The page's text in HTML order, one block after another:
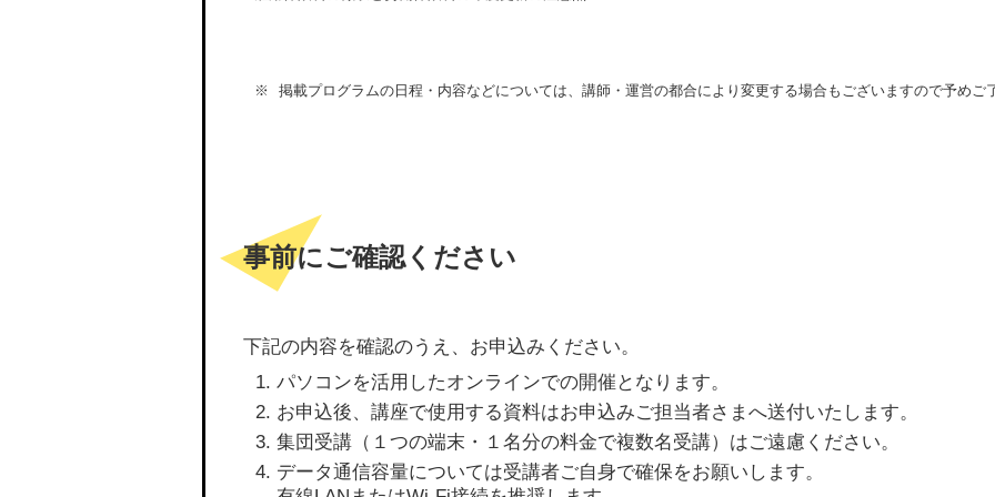
掲載プログラムの日程・内容などについては、講師・運営の都合により変更する場合もございますので予めご
事前にご確認ください
下記の内容を確認のうえ、お申込みください。
パソコンを活用したオンラインでの開催となります。
お申込後、講座で使用する資料はお申込みご担当者さまへ送付いたします。
集団受講（１つの端末・１名分の料金で複数名受講）はご遠慮ください。
データ通信容量については受講者ご自身で確保をお願いします。